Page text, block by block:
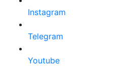
Instagram
Telegram
Youtube